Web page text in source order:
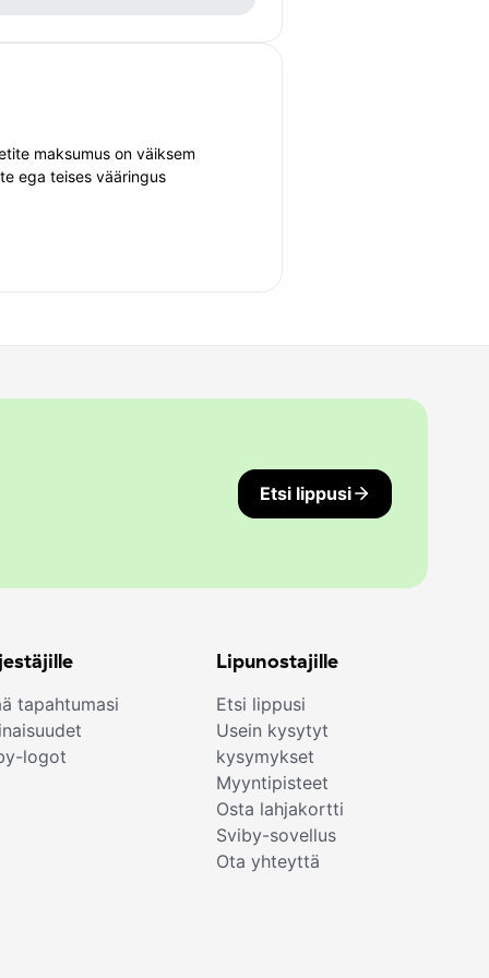
maksumus on väiksem
ega teises vääringus
Etsi lippusi
tapahtumasi
logot
Lipunostajille
Etsi lippusi
Usein kysytyt
kysymykset
Myyntipisteet
Osta lahjakortti
Sviby-sovellus
Ota yhteyttä